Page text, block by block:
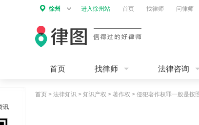
徐州 进入徐州站 首页 找律师 问律师
首页 找律师 法律咨询
首页 > 法律知识 > 知识产权 > 著作权 > 侵犯著作权罪一般是按
讯